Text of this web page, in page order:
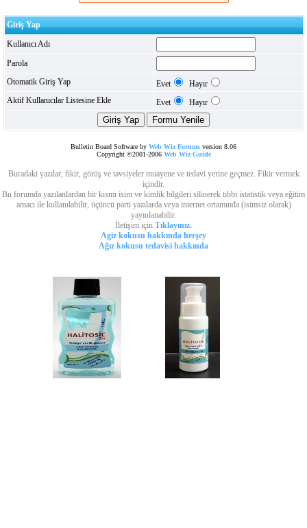
Giriş Yap
Kullanıcı Adı
Parola
Otomatik Giriş Yap
Evet
Hayır
Aktif Kullanıcılar Listesine Ekle
Evet Hayır
Bulletin Board Software by Web Wiz Forums version 8.06
Copyright ©2001-2006 Web Wiz Guide
Buradaki yazılar, fikir, görüş ve tavsiyeler muayene ve tedavi yerine geçmez. Fikir vermek
içindir.
Bu forumda yazılanlardan bir kısmı isim ve kimlik bilgileri silinerek tıbbi istatistik veya eğitim
amacı ile kullanılabilir, üçüncü parti yazılarda veya internet ortamında (isimsiz olarak)
yayınlanabilir.
İletişim için Tıklayınız.
Agiz kokusu hakkında herşey
Ağız kokusu tedavisi hakkında